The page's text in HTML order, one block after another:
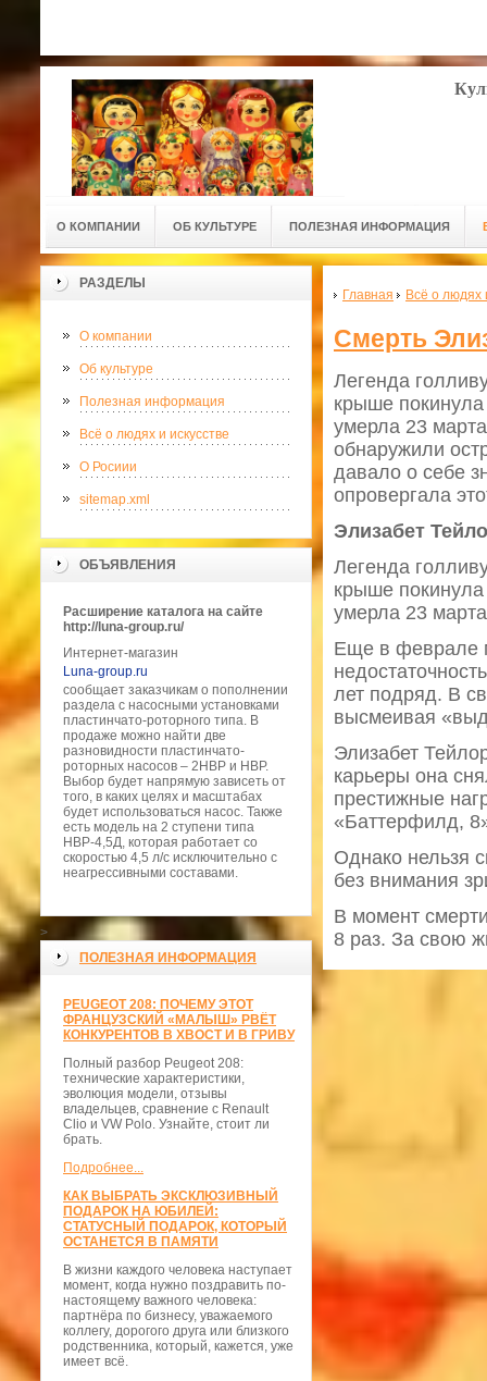
О КОМПАНИИ ОБ КУЛЬТУРЕ ПОЛЕЗНАЯ ИНФОРМАЦИЯ
РАЗДЕЛЫ
О компании
Об культуре
Полезная информация
Всё о людях и искусстве
О Росиии
sitemap.xml
ОБЪЯВЛЕНИЯ
Расширение каталога на сайте
http://luna-group.ru/
Интернет-магазин
Luna-group.ru
сообщает заказчикам о пополнении
раздела с насосными установками
пластинчато-роторного типа. В
продаже можно найти две
разновидности пластинчато-
роторных насосов – 2HBP и HBP.
Выбор будет напрямую зависеть от
того, в каких целях и масштабах
будет использоваться насос. Также
есть модель на 2 ступени типа
НВР-4,5Д, которая работает со
скоростью 4,5 л/с исключительно с
неагрессивными составами.
>
ПОЛЕЗНАЯ ИНФОРМАЦИЯ
PEUGEOT 208: ПОЧЕМУ ЭТОТ
ФРАНЦУЗСКИЙ «МАЛЫШ» РВЁТ
КОНКУРЕНТОВ В ХВОСТ И В ГРИВУ
Полный разбор Peugeot 208:
технические характеристики,
эволюция модели, отзывы
владельцев, сравнение с Renault
Clio и VW Polo. Узнайте, стоит ли
брать.
Подробнее...
КАК ВЫБРАТЬ ЭКСКЛЮЗИВНЫЙ
ПОДАРОК НА ЮБИЛЕЙ:
СТАТУСНЫЙ ПОДАРОК, КОТОРЫЙ
ОСТАНЕТСЯ В ПАМЯТИ
В жизни каждого человека наступает
момент, когда нужно поздравить по-
настоящему важного человека:
партнёра по бизнесу, уважаемого
коллегу, дорогого друга или близкого
родственника, который, кажется, уже
имеет всё.
Главная Всё о людях
Смерть
Легенда
крыше
умерла 23
обнаружили
давало о себе
опровергала
Элизабет
Легенда
крыше
умерла 23
Еще в феврале
лет подряд. В
высмеивая
Элизабет
карьеры она
престижные
«Баттерфилд,
Однако нельзя
без внимания
В момент
8 раз. За свою